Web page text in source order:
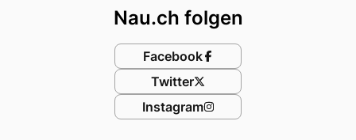
Nau.ch folgen
Facebook
Twitter
Instagram